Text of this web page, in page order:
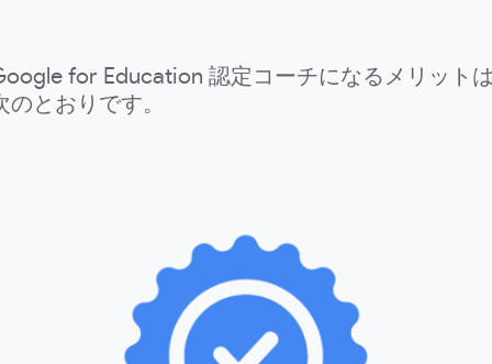
for Education 認定コーチになるメリット
のとおりです。